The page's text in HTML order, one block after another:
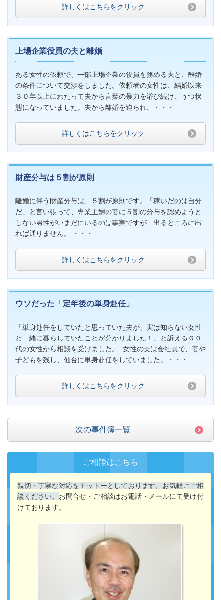
詳しくはこちらをクリック
上場企業役員の夫と離婚
ある女性の依頼で、一部上場企業の役員を務める夫と、離婚
の条件について交渉をしました。依頼者の女性は、結婚以来
３０年以上にわたって夫から言葉の暴力を浴び続け、うつ状
態になっていました。夫から離婚を迫られ、・・・
詳しくはこちらをクリック
財産分与は５割が原則
離婚に伴う財産分与は、５割が原則です。「稼いだのは自分
だ」と言い張って、専業主婦の妻に５割の分与を認めようと
しない男性がいまだにいるのは事実ですが、出るところに出
れば通りません。 ・・・
詳しくはこちらをクリック
ウソだった「定年後の単身赴任」
「単身赴任をしていたと思っていた夫が、実は知らない女性
と一緒に暮らしていたことが分かりました！」と訴える６０
代の女性から相談を受けました。 女性の夫は会社員で、妻や
子どもを残し、仙台に単身赴任をしていました。・・・
詳しくはこちらをクリック
次の事件簿一覧
ご相談はこちら
親切・丁寧な対応をモットーとしております。お気軽にご相
談ください。 お問合せ・ご相談はお電話・メールにて受け付
けております。